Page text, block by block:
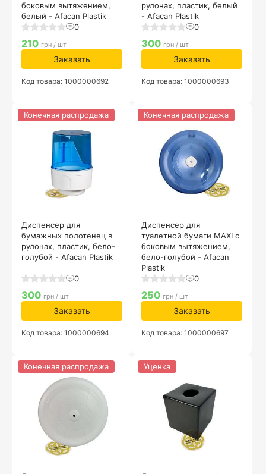
боковым вытяжением,
белый - Afacan Plastik
0
210 грн / шт
Заказать
Код товара: 1000000692
рулонах, пластик, белый
- Afacan Plastik
0
300 грн / шт
Заказать
Код товара: 1000000693
Диспенсер для
бумажных полотенец в
рулонах, пластик, бело-
голубой - Afacan Plastik
0
Конечная распродажа
300 грн / шт
Заказать
Код товара: 1000000694
Диспенсер для
туалетной бумаги MAXI с
боковым вытяжением,
бело-голубой - Afacan
Plastik
0
Конечная распродажа
250 грн / шт
Заказать
Код товара: 1000000697
Конечная распродажа Уценка